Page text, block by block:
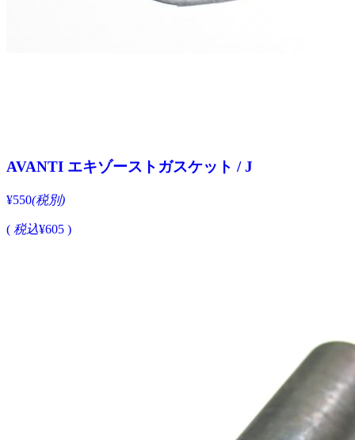
AVANTI エキゾーストガスケット / J
¥550(税別)
( 税込¥605 )